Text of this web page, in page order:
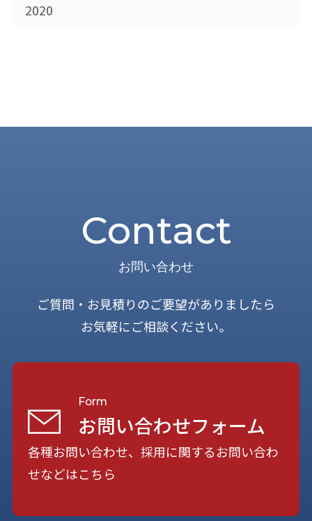
2020
Contact
お問い合わせ
ご質問・お見積りのご要望がありましたら
お気軽にご相談ください。
Form
お問い合わせフォーム
各種お問い合わせ、採用に関するお問い合わ
せなどはこちら